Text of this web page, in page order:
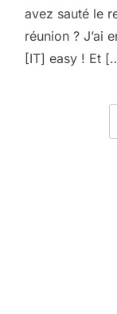
avez sauté le
réunion ? J’ai
[IT] easy ! Et